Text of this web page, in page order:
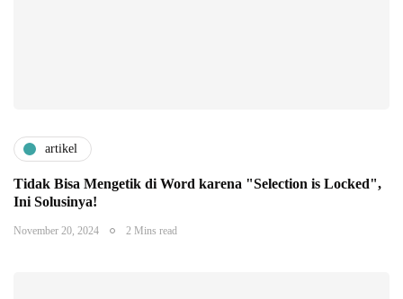
artikel
Tidak Bisa Mengetik di Word karena "Selection is Locked",
Ini Solusinya!
November 20, 2024 2 Mins read